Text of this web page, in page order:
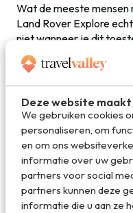
Deze website
We gebruiken cookies
personaliseren, om
en om ons
informatie over uw
partners voor social
partners kunnen deze
informatie die u aan ze
Wat de meeste mensen
Land Rover Explore
niet wanneer je dit
eens uit je handen laat
meter is het toestel
een betonnen vloer laat
voorzijde is het
de sterkste materialen
worden. Verder is ‘ie
tegen water: het
het 30 minuten op 1
overigens wel een
MP.